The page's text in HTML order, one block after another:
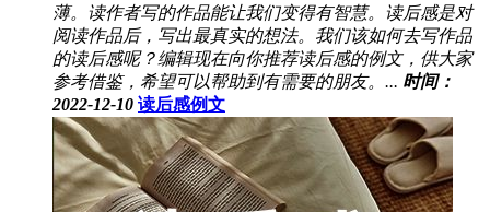
薄。读作者写的作品能让我们变得有智慧。读后感是对
阅读作品后，写出最真实的想法。我们该如何去写作品
的读后感呢？编辑现在向你推荐读后感的例文，供大家
参考借鉴，希望可以帮助到有需要的朋友。... 时间：
2022-12-10 读后感例文